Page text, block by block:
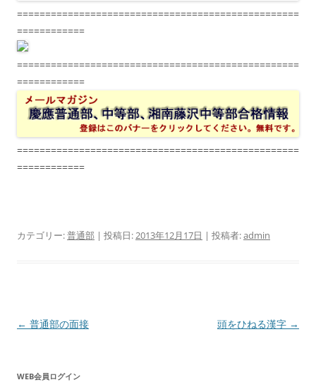
==================================================
============
==================================================
============
==================================================
============
カテゴリー:普通部 | 投稿日:2013年12月17日 | 投稿者:admin
投
ビ
← 普通部の面接 頭をひねる漢字 →
WEB会員ログイン